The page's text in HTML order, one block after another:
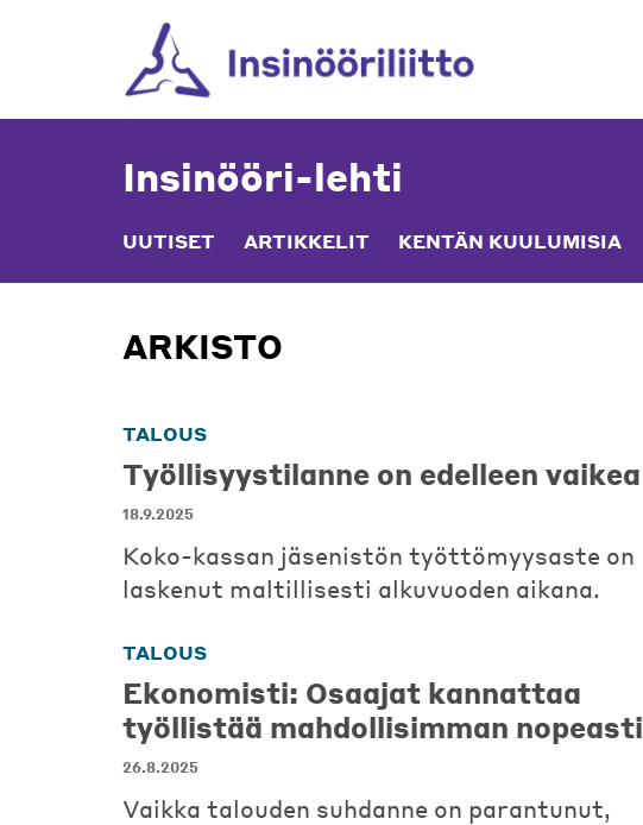
Insinööri-lehti
UUTISET ARTIKKELIT KENTÄN KUULUMISIA
ARKISTO
TALOUS
Työllisyystilanne on edelleen vaikea
18.9.2025
Koko-kassan jäsenistön työttömyysaste on
laskenut maltillisesti alkuvuoden aikana.
TALOUS
Ekonomisti: Osaajat kannattaa
työllistää mahdollisimman nopeasti
26.8.2025
Vaikka talouden suhdanne on parantunut,